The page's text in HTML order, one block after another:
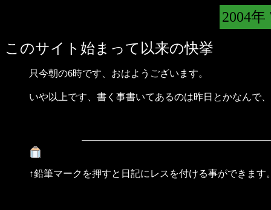
2004年
このサイト始まって以来の快挙
只今朝の6時です、おはようございます。
いや以上です、書く事書いてあるのは昨日とかなんで
↑鉛筆マークを押すと日記にレスを付ける事ができます